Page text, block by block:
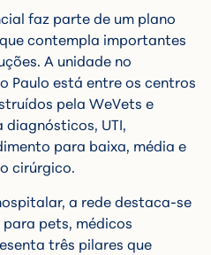
faz parte de um plano
contempla importantes
A unidade no
Paulo está entre os centros
pela WeVets e
UTI,
para baixa, média e
cirúrgico.
a rede destaca-se
pets, médicos
três pilares que